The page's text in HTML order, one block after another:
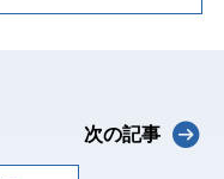
次の記事